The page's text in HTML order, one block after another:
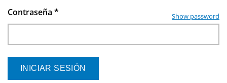
Contraseña * Show password